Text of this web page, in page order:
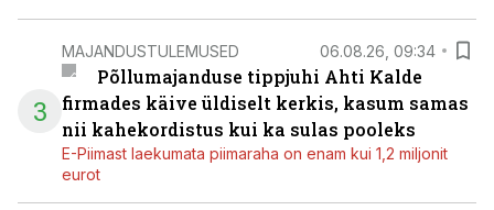
3
MAJANDUSTULEMUSED 06.08.26, 09:34
Põllumajanduse tippjuhi Ahti Kalde
firmades käive üldiselt kerkis, kasum samas
nii kahekordistus kui ka sulas pooleks
E-Piimast laekumata piimaraha on enam kui 1,2 miljonit
eurot